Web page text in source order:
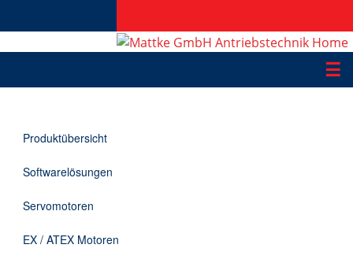
☰
Applikationen
Informationen
Downloads
Kontakt
Produktübersicht
Softwarelösungen
Servomotoren
EX / ATEX Motoren